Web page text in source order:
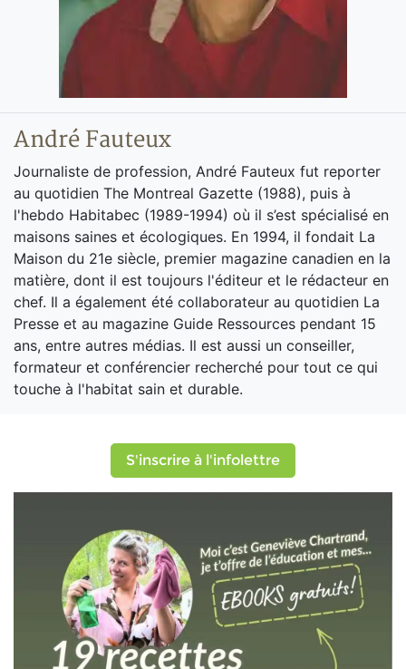
André Fauteux
Journaliste de profession, André Fauteux fut reporter
au quotidien The Montreal Gazette (1988), puis à
l'hebdo Habitabec (1989-1994) où il s’est spécialisé en
maisons saines et écologiques. En 1994, il fondait La
Maison du 21e siècle, premier magazine canadien en la
matière, dont il est toujours l'éditeur et le rédacteur en
chef. Il a également été collaborateur au quotidien La
Presse et au magazine Guide Ressources pendant 15
ans, entre autres médias. Il est aussi un conseiller,
formateur et conférencier recherché pour tout ce qui
touche à l'habitat sain et durable.
S'inscrire à l'infolettre